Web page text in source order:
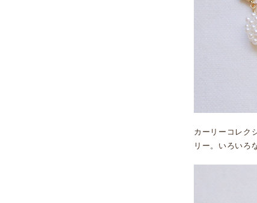
カーリーコレク
リー。いろいろ